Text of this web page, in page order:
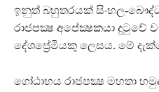
ඉනුත් බහුතරයක් සිංහල-
රාජපක්‍ෂ අපේක්‍ෂකයා දුටුවේ
දේශප්‍රේමියකු ලෙසය. මේ
ගෝඨාභය රාජපක්‍ෂ මහතා